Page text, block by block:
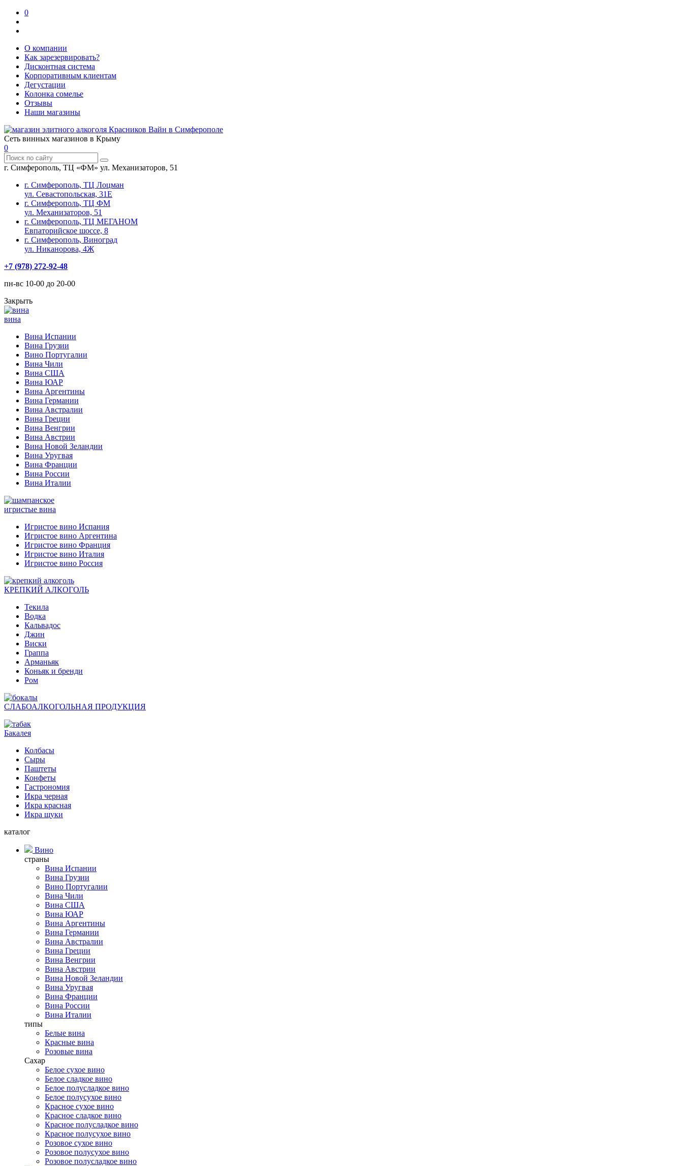
0
О компании
Как зарезервировать?
Дисконтная система
Корпоративным клиентам
Дегустации
Колонка сомелье
Отзывы
Наши магазины
Сеть винных магазинов в Крыму
0
г. Симферополь, ТЦ «ФМ» ул. Механизаторов, 51
г. Симферополь, ТЦ Лоцман
ул. Севастопольская, 31Е
г. Симферополь, ТЦ ФМ
ул. Механизаторов, 51
г. Симферополь, ТЦ МЕГАНОМ
Евпаторийское шоссе, 8
г. Симферополь, Виноград
ул. Никанорова, 4Ж
+7 (978) 272-92-48
пн-вс 10-00 до 20-00
Закрыть
вина
Вина Испании
Вина Грузии
Вино Португалии
Вина Чили
Вина США
Вина ЮАР
Вина Аргентины
Вина Германии
Вина Австралии
Вина Греции
Вина Венгрии
Вина Австрии
Вина Новой Зеландии
Вина Уругвая
Вина Франции
Вина России
Вина Италии
игристые вина
Игристое вино Испания
Игристое вино Аргентина
Игристое вино Франция
Игристое вино Италия
Игристое вино Россия
КРЕПКИЙ АЛКОГОЛЬ
Текила
Водка
Кальвадос
Джин
Виски
Граппа
Арманьяк
Коньяк и бренди
Ром
СЛАБОАЛКОГОЛЬНАЯ ПРОДУКЦИЯ
Бакалея
Колбасы
Сыры
Паштеты
Конфеты
Гастрономия
Икра черная
Икра красная
Икра щуки
каталог
Вино
страны
Вина Испании
Вина Грузии
Вино Португалии
Вина Чили
Вина США
Вина ЮАР
Вина Аргентины
Вина Германии
Вина Австралии
Вина Греции
Вина Венгрии
Вина Австрии
Вина Новой Зеландии
Вина Уругвая
Вина Франции
Вина России
Вина Италии
типы
Белые вина
Красные вина
Розовые вина
Сахар
Белое сухое вино
Белое сладкое вино
Белое полусладкое вино
Белое полусухое вино
Красное сухое вино
Красное сладкое вино
Красное полусладкое вино
Красное полусухое вино
Розовое сухое вино
Розовое полусухое вино
Розовое полусладкое вино